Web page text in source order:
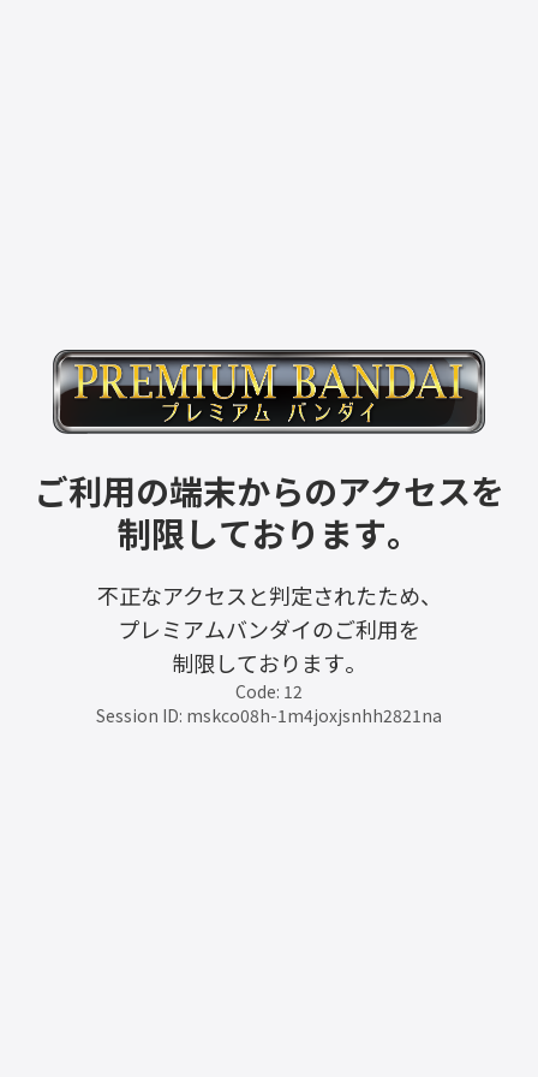
ご利用の端末からのアクセスを
制限しております。
不正なアクセスと判定されたため、
プレミアムバンダイのご利用を
制限しております。
Code: 12
Session ID: mskco08h-1m4joxjsnhh2821na